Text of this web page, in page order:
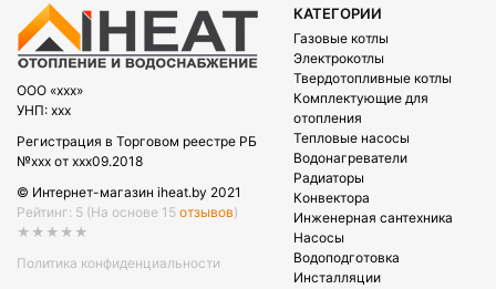
OOO «xxx»
УНП: xxx
Регистрация в Торговом реестре РБ
№xxx от xxx09.2018
© Интернет-магазин iheat.by 2021
Рейтинг: 5 (На основе 15 отзывов)
★★★★★
Политика конфиденциальности
КАТЕГОРИИ
Газовые котлы
Электрокотлы
Твердотопливные котлы
Комплектующие для
отопления
Тепловые насосы
Водонагреватели
Радиаторы
Конвектора
Инженерная сантехника
Насосы
Водоподготовка
Инсталляции